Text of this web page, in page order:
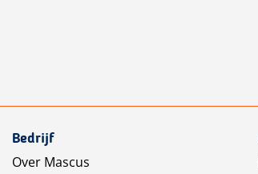
Bedrijf
Over Mascus